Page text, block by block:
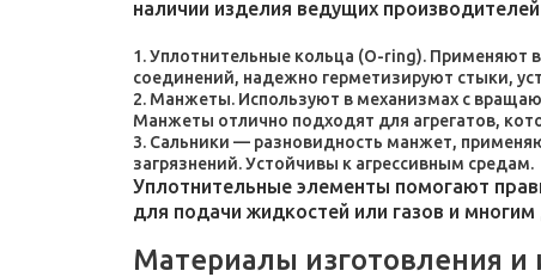
наличии изделия ведущих
Уплотнительные кольца (O-ring). Применяют
соединений, надежно герметизируют стыки,
Манжеты. Используют в механизмах с
Манжеты отлично подходят для агрегатов,
Сальники — разновидность манжет,
загрязнений. Устойчивы к агрессивным средам.
Уплотнительные элементы помогают
для подачи жидкостей или газов и
Материалы изготовления и